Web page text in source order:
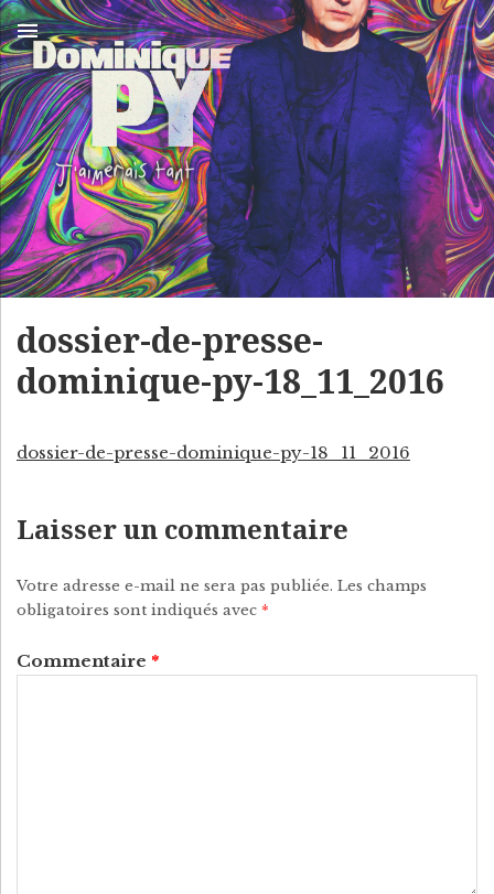
D
O
M
I
N
I
U
P
S
I
T
E
~
F
I
E
MENU
dossier-de-presse-
dominique-py-18_11_2016
dossier-de-presse-dominique-py-18_11_2016
Laisser un commentaire
Votre adresse e-mail ne sera pas publiée. Les champs
obligatoires sont indiqués avec *
Commentaire *